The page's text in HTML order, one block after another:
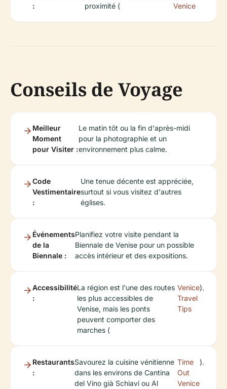
:
proximité (
Venice
Conseils de Voyage
Meilleur
Moment
pour Visiter :
Le matin tôt ou la fin d'après-midi
pour la photographie et un
environnement plus calme.
Code
Vestimentaire
:
Une tenue décente est appréciée,
surtout si vous visitez d'autres
églises.
Événements
de la
Biennale :
Planifiez votre visite pendant la
Biennale de Venise pour un possible
accès intérieur et des expositions.
Accessibilité
:
La région est l'une des routes
les plus accessibles de
Venise, mais les ponts
peuvent comporter des
marches (
Venice
Travel
Tips
).
Restaurants
:
Savourez la cuisine vénitienne
dans les environs de Cantina
del Vino già Schiavi ou Al
Time
Out
Venice
).